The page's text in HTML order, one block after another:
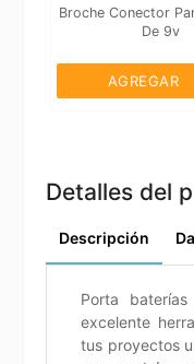
Broche Conector
De 9v
AGREGAR
Detalles del
Descripción
Porta
excelente
tus proyectos